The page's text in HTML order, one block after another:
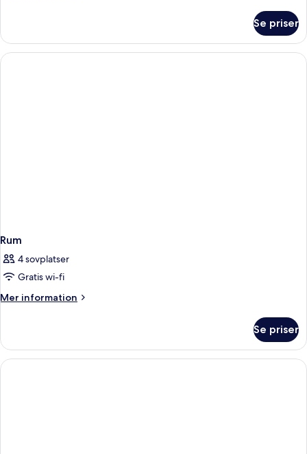
tvåbäddsrum
Se priser
Rum
4 sovplatser
Gratis wi-fi
Mer information
Mer
Se priser